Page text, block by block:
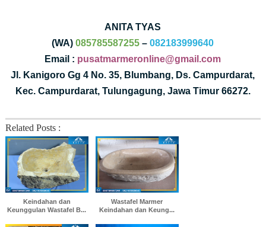
ANITA TYAS
(WA)085785587255 –082183999640
Email : pusatmarmeronline@gmail.com
Jl. Kanigoro Gg 4 No. 35, Blumbang, Ds. Campurdarat,
Kec. Campurdarat, Tulungagung, Jawa Timur 66272.
Related Posts :
Keindahan dan
Keunggulan Wastafel B...
Wastafel Marmer
Keindahan dan Keung...